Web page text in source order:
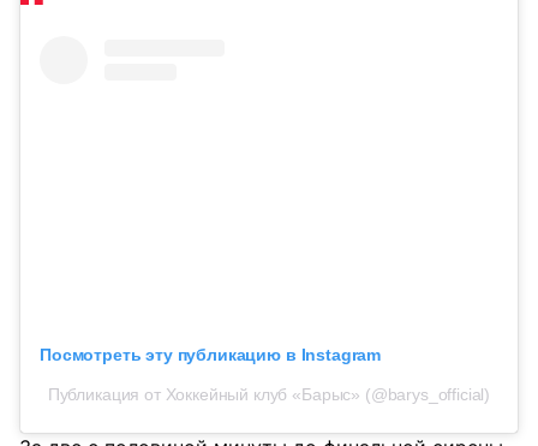
Посмотреть эту публикацию в Instagram
Публикация от Хоккейный клуб «Барыс» (@barys_official)